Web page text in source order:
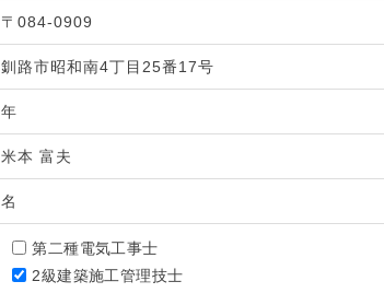
〒084-0909
釧路市昭和南4丁目25番17号
年
米本 富夫
名
第二種電気工事士
2級建築施工管理技士